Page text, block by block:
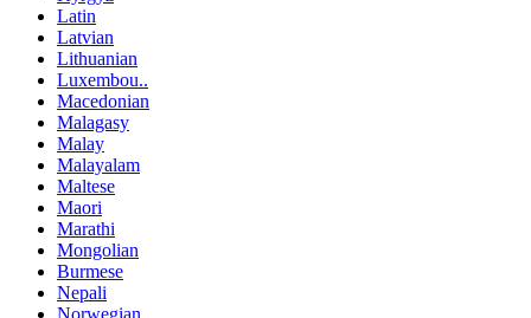
Latin
Latvian
Lithuanian
Luxembou..
Macedonian
Malagasy
Malay
Malayalam
Maltese
Maori
Marathi
Mongolian
Burmese
Nepali
Norwegian